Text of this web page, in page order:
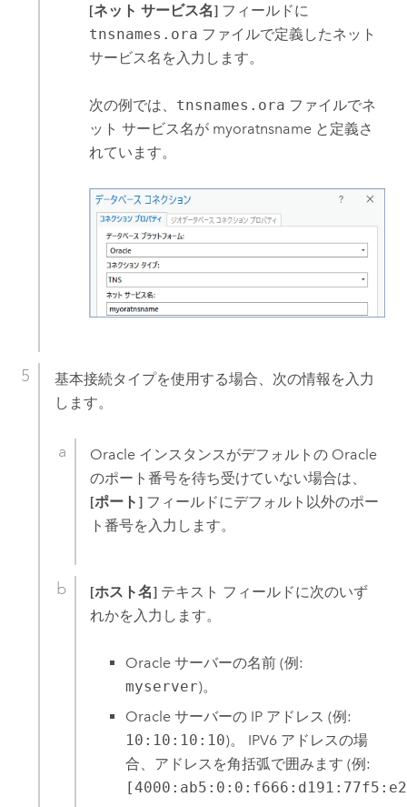
[ネット サービス名] フィールドに
tnsnames.ora ファイルで定義したネット
サービス名を入力します。
次の例では、 tnsnames.ora ファイルでネ
ット サービス名が myoratnsname と定義さ
れています。
基本接続タイプを使用する場合、次の情報を入力
します。
Oracle インスタンスがデフォルトの Oracle
のポート番号を待ち受けていない場合は、
[ポート] フィールドにデフォルト以外のポー
ト番号を入力します。
[ホスト名] テキスト フィールドに次のいず
れかを入力します。
Oracle サーバーの名前 (例:
myserver)。
Oracle サーバーの IP アドレス (例:
10:10:10:10)。 IPV6 アドレスの場
合、アドレスを角括弧で囲みます (例: